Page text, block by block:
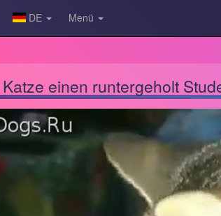
DE Menü
einen runtergeholt